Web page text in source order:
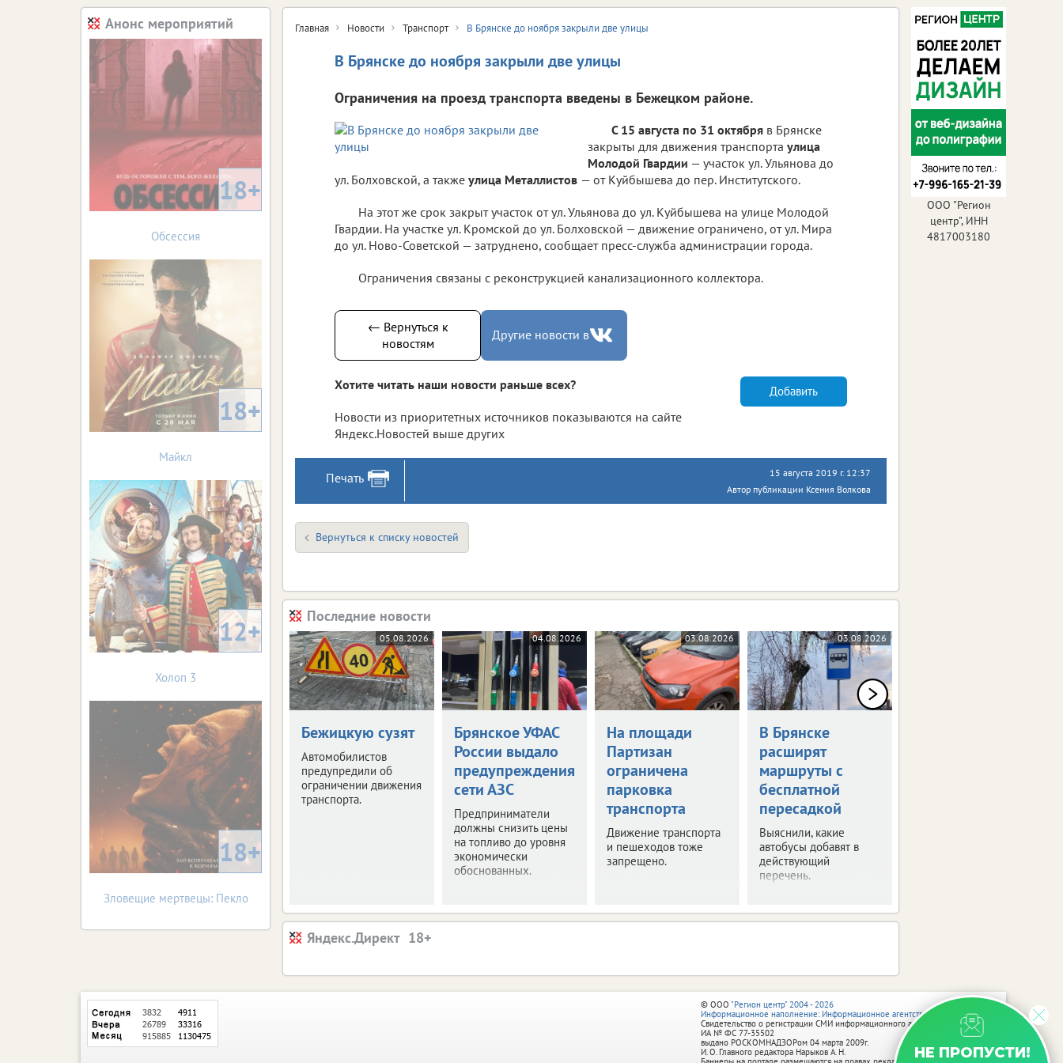
Главная Новости Транспорт В Брянске до ноября закрыли две улицы
В Брянске до ноября закрыли две улицы
Ограничения на проезд транспорта введены в Бежецком районе.
С 15 августа по 31 октября в Брянске
закрыты для движения транспорта улица
Молодой Гвардии — участок ул. Ульянова до
ул. Болховской, а также улица Металлистов — от Куйбышева до пер. Институтского.
На этот же срок закрыт участок от ул. Ульянова до ул. Куйбышева на улице Молодой
Гвардии. На участке ул. Кромской до ул. Болховской — движение ограничено, от ул. Мира
до ул. Ново-Советской — затруднено, сообщает пресс-служба администрации города.
Ограничения связаны с реконструкцией канализационного коллектора.
← Вернуться к
новостям
Другие новости в
Хотите читать наши новости раньше всех?
Новости из приоритетных источников показываются на сайте
Яндекс.Новостей выше других
Добавить
Печать
15 августа 2019 г. 12:37
Автор публикации Ксения Волкова
Вернуться к списку новостей
Последние новости
05.08.2026
Бежицкую сузят
Автомобилистов
предупредили об
ограничении движения
транспорта.
04.08.2026
Брянское УФАС
России выдало
предупреждения
сети АЗС
Предприниматели
должны снизить цены
на топливо до уровня
экономически
обоснованных.
03.08.2026
На площади
Партизан
ограничена
парковка
транспорта
Движение транспорта
и пешеходов тоже
запрещено.
03.08.2026
В Брянске
расширят
маршруты с
бесплатной
пересадкой
Выяснили, какие
автобусы добавят в
действующий
перечень.
Яндекс.Директ
Анонс мероприятий
18+
Обсессия
18+
Майкл
12+
Холоп 3
18+
Зловещие мертвецы: Пекло
ООО "Регион
центр", ИНН
4817003180
НЕ ПРОПУСТИ!
© ООО "Регион центр" 2004 - 2026
Информационное наполнение: Информационное агентство vRossii.ru
Свидетельство о регистрации СМИ информационного агентства vRossii.ru
ИА № ФС 77‑35502
выдано РОСКОМНАДЗОРом 04 марта 2009г.
И. О. Главного редактора Нарыков А. Н.